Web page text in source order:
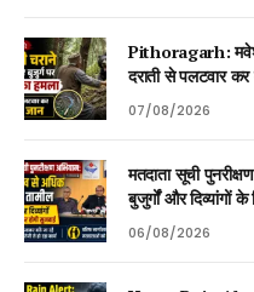
Pithoragarh:
दराती से पलटवार
07/08/2026
मतदाता सूची
बुजुर्गों और दिव्यांगों
06/08/2026